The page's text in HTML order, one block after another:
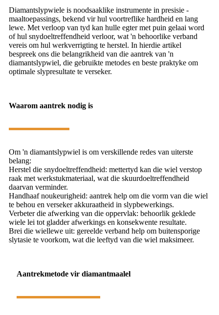
Diamantslypwiele is noodsaaklike instrumente in presisie -
maaltoepassings, bekend vir hul voortreflike hardheid en lang
lewe. Met verloop van tyd kan hulle egter met puin gelaai word
of hul snydoeltreffendheid verloor, wat 'n behoorlike verband
vereis om hul werkverrigting te herstel. In hierdie artikel
bespreek ons ​​die belangrikheid van die aantrek van 'n
diamantslypwiel, die gebruikte metodes en beste praktyke om
optimale slypresultate te verseker.
Waarom aantrek nodig is
Om 'n diamantslypwiel is om verskillende redes van uiterste
belang:
Herstel die snydoeltreffendheid: mettertyd kan die wiel verstop
raak met werkstukmateriaal, wat die skuurdoeltreffendheid
daarvan verminder.
Handhaaf noukeurigheid: aantrek help om die vorm van die wiel
te behou en verseker akkuraatheid in slypbewerkings.
Verbeter die afwerking van die oppervlak: behoorlik geklede
wiele lei tot gladder afwerkings en konsekwente resultate.
Brei die wiellewe uit: gereelde verband help om buitensporige
slytasie te voorkom, wat die leeftyd van die wiel maksimeer.
Aantrekmetode vir diamantmaalel